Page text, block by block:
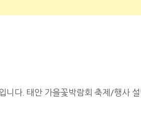
니다. 태안 가을꽃박람회 축제/행사